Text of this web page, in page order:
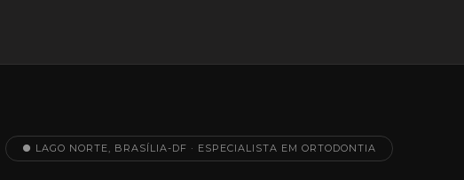
● LAGO NORTE, BRASÍLIA-DF · ESPECIALISTA EM ORTODONTIA